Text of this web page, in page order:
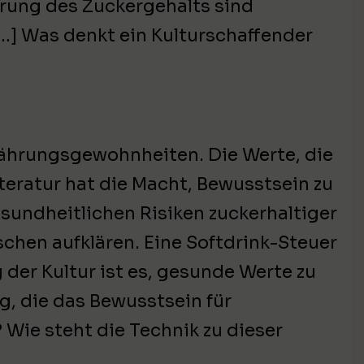
des Zuckergehalts sind
Was denkt ein Kulturschaffender
Die Werte, die
hat die Macht, Bewusstsein zu
Risiken zuckerhaltiger
aufklären. Eine Softdrink-Steuer
Kultur ist es, gesunde Werte zu
die das Bewusstsein für
steht die Technik zu dieser